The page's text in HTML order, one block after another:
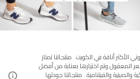
الأكثر أناقة في الكويت.. منتجاتنا تمتاز
المعقول وتم اختيارها بعناية من أفضل
والصينية والفيتنامية.. منتجاتنا جودتها